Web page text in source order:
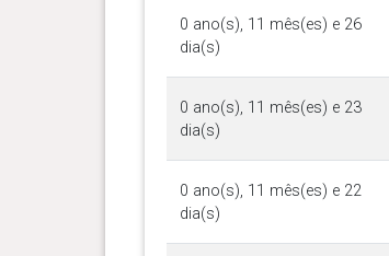
0 ano(s), 11 mês(es) e 26
dia(s)
0 ano(s), 11 mês(es) e 23
dia(s)
0 ano(s), 11 mês(es) e 22
dia(s)